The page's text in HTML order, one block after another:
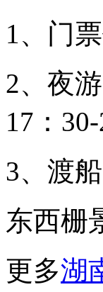
1、门
2、夜
17：
3、渡
东西栅
更多湖